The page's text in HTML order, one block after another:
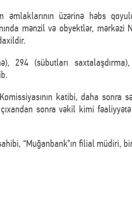
üzərinə həbs
mənzil və obyektlər, mərkəzi
294 (sübutları
katibi, daha sonra
sonra vəkil kimi
“Muğanbank”ın filial müdiri,